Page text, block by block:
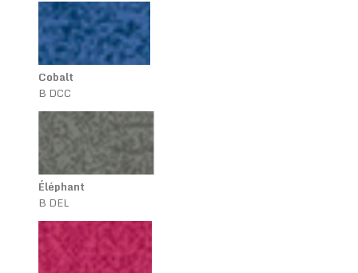
Cobalt
B DCC
Éléphant
B DEL